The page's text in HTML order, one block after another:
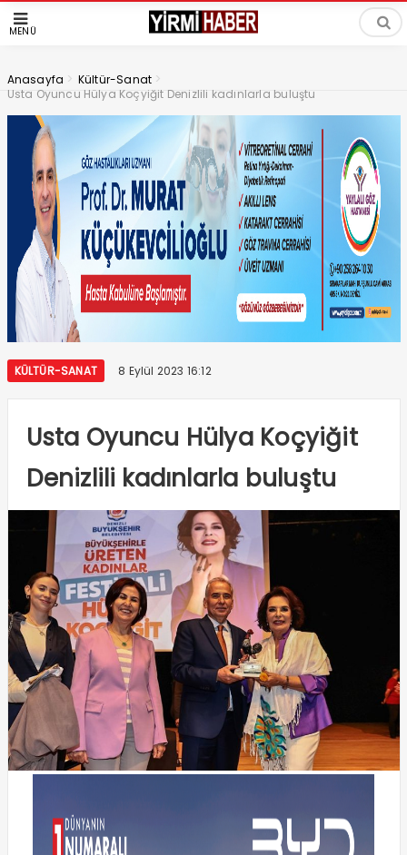
MENÜ
Anasayfa > Kültür-Sanat >
Usta Oyuncu Hülya Koçyiğit Denizlili kadınlarla buluştu
KÜLTÜR-SANAT 8 Eylül 2023 16:12
Usta Oyuncu Hülya Koçyiğit
Denizlili kadınlarla buluştu